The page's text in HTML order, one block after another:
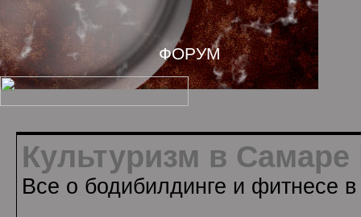
Культуризм в
Все о бодибилдинге и фитнесе
ФОРУМ